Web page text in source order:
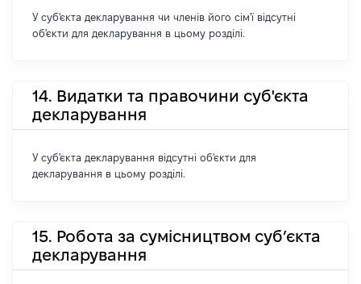
У суб'єкта декларування чи членів його сім'ї відсутні
об'єкти для декларування в цьому розділі.
14. Видатки та правочини суб'єкта
декларування
У суб'єкта декларування відсутні об'єкти для
декларування в цьому розділі.
15. Робота за сумісництвом суб’єкта
декларування